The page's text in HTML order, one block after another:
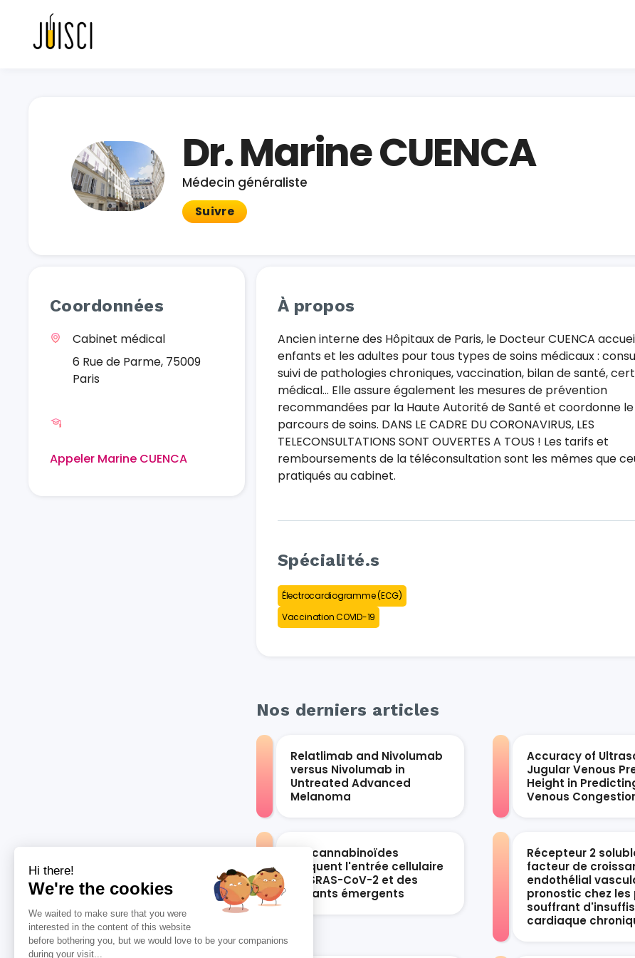
Dr. Marine CUENCA
Médecin généraliste
Suivre
Coordonnées
Cabinet médical
6 Rue de Parme, 75009
Paris
Appeler Marine CUENCA
À propos
Ancien interne des Hôpitaux de Paris, le Docteur CUENCA
enfants et les adultes pour tous types de soins médicaux :
suivi de pathologies chroniques, vaccination, bilan de santé,
médical... Elle assure également les mesures de prévention
recommandées par la Haute Autorité de Santé et coordonne le
parcours de soins. DANS LE CADRE DU CORONAVIRUS, LES
TELECONSULTATIONS SONT OUVERTES A TOUS ! Les tarifs et
remboursements de la téléconsultation sont les mêmes que
pratiqués au cabinet.
Spécialité.s
Électrocardiogramme (ECG)
Vaccination COVID-19
Nos derniers articles
Relatlimab and Nivolumab
versus Nivolumab in
Untreated Advanced
Melanoma
Accuracy of
Jugular Venous
Height in
Venous
Les cannabinoïdes
bloquent l'entrée cellulaire
du SRAS-CoV-2 et des
variants émergents
Récepteur 2
facteur de
endothélial
pronostic chez
souffrant
cardiaque
Hi there!
We're the cookies
We waited to make sure that you were
interested in the content of this website
before bothering you, but we would love to be your companions
during your visit...